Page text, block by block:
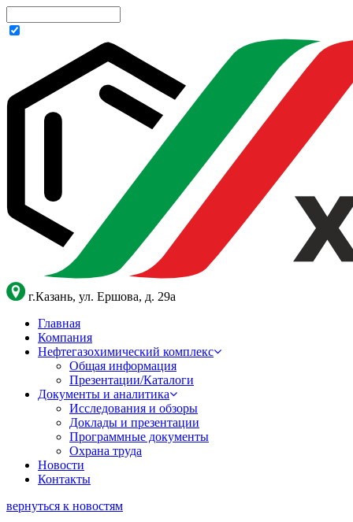
г.Казань, ул. Ершова, д. 29а
Главная
Компания
Нефтегазохимический комплекс
Общая информация
Презентации/Каталоги
Документы и аналитика
Исследования и обзоры
Доклады и презентации
Программные документы
Охрана труда
Новости
Контакты
вернуться к новостям